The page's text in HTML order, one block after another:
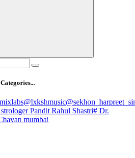
@lxkshmusic
Pandit Rahul Shastri# Dr.
mumbai